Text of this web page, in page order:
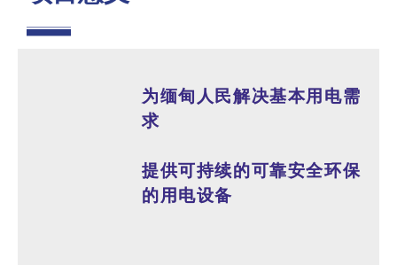
为缅甸人民解决基本用电需
求
提供可持续的可靠安全环保
的用电设备